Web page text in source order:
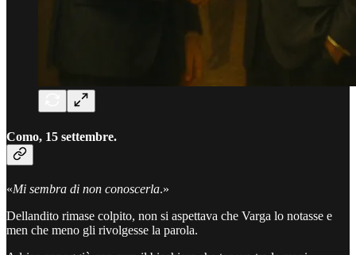
Como, 15 settembre.
«Mi sembra di non conoscerla.»
Dellandito rimase colpito, non si aspettava che Varga lo notasse e
men che meno gli rivolgesse la parola.